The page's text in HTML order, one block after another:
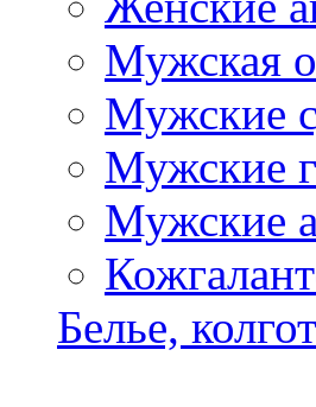
Мужская
Мужские
Мужские
Мужские
Белье,